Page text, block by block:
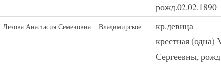
рожд.02.02.1890
Лезова Анастасия Семеновна Владимирское
кр.девица
крестная
Сергеевны,